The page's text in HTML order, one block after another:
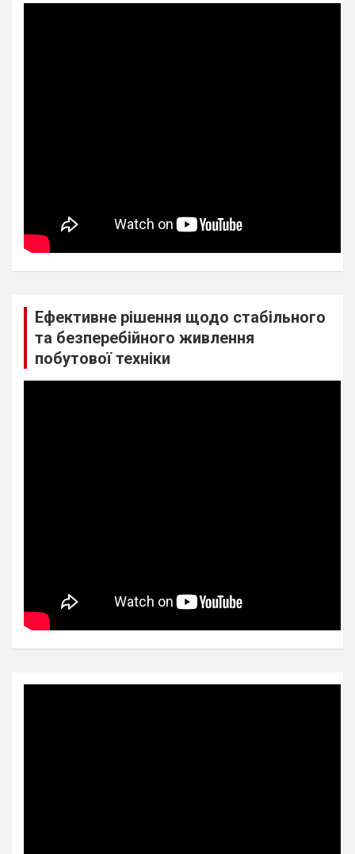
Ефективне рішення щодо стабільного
та безперебійного живлення
побутової техніки